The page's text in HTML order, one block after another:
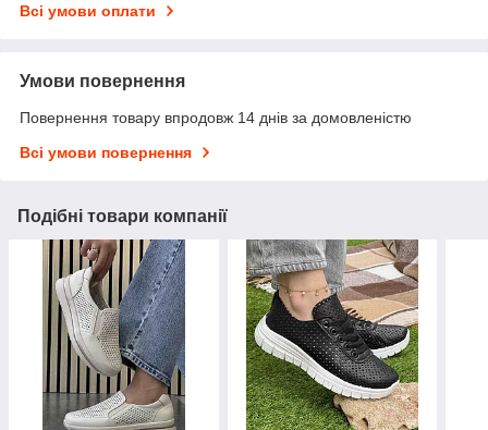
Всі умови оплати
Умови повернення
Повернення товару впродовж 14 днів за домовленістю
Всі умови повернення
Подібні товари компанії